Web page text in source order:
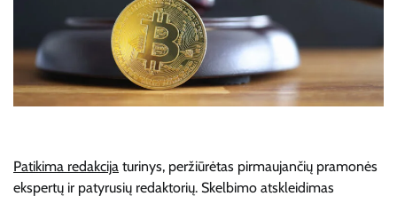
Patikima redakcija turinys, peržiūrėtas pirmaujančių pramonės
ekspertų ir patyrusių redaktorių. Skelbimo atskleidimas